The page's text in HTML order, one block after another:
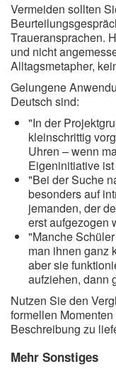
Vermeiden sollten
Traueransprachen.
und nicht
Alltagsmetapher,
Gelungene
Deutsch sind:
"In der
kleinschrittig
Uhren – wenn
Eigeninitiative
"Bei der Suche
besonders auf
jemanden, der
erst aufgezogen
"Manche
man ihnen ganz
aber sie
aufziehen, dann
Nutzen Sie den
formellen
Beschreibung zu
Mehr Sonstiges